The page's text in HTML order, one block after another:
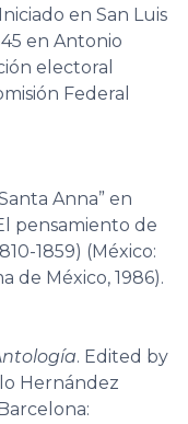
en San Luis
en Antonio
electoral
Federal
Anna” en
pensamiento de
1859) (México:
de México, 1986).
. Edited by
Hernández